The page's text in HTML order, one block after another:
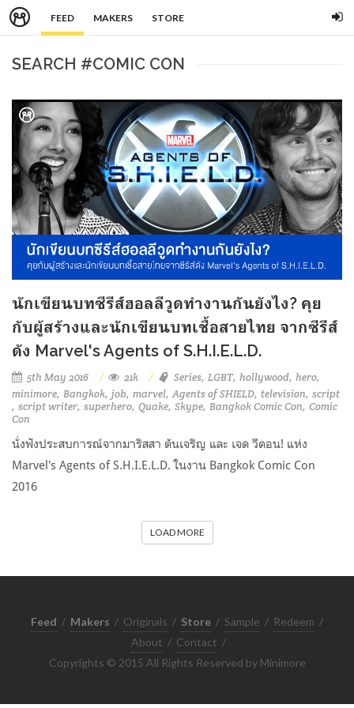
FEED MAKERS STORE
SEARCH #COMIC CON
นักเขียนบทซีรีส์ฮอลลีวูดทำงานกันยังไง? คุย
กับผู้สร้างและนักเขียนบทเชื้อสายไทย จากซีรีส์
ดัง Marvel's Agents of S.H.I.E.L.D.
5th May 2016 21k Series LGBT hollywood hero
minimore Bangkok job marvel Agents of SHIELD television script
script writer superhero Quake Skype Bangkok Comic Con Comic
Con
นั่งฟังประสบการณ์จากมาริสสา ตันเจริญ และ เจด วีดอน! แห่ง
Marvel's Agents of S.H.I.E.L.D. ในงาน Bangkok Comic Con
2016
LOAD MORE
Feed / Makers / Originals / Store / Sample / Redeem /
About / Contact /
Copyrights © 2015 All Rights Reserved by Minimore